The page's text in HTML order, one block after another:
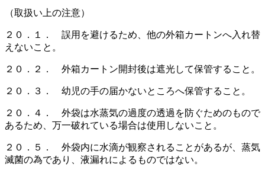
（取扱い上の注意）
２０．１． 誤用を避けるため、他の外箱カートンへ入れ替
えないこと。
２０．２． 外箱カートン開封後は遮光して保管すること。
２０．３． 幼児の手の届かないところへ保管すること。
２０．４． 外袋は水蒸気の過度の透過を防ぐためのもので
あるため、万一破れている場合は使用しないこと。
２０．５． 外袋内に水滴が観察されることがあるが、蒸気
滅菌の為であり、液漏れによるものではない。